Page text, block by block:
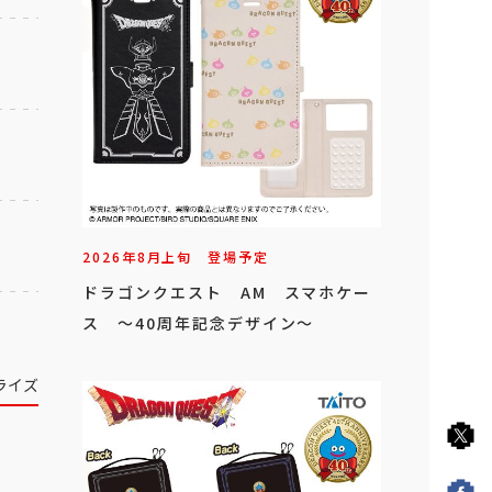
イズ
2026年8月上旬 登場予定
ドラゴンクエスト AM スマホケー
ス ～40周年記念デザイン～